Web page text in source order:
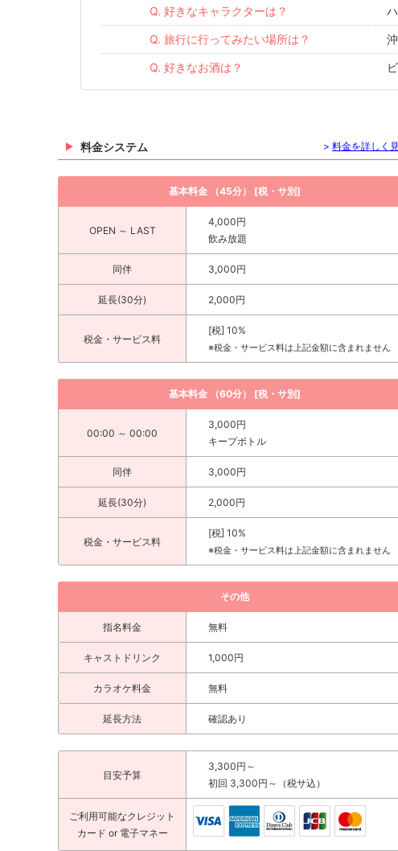
Q. 好きなキャラクターは？
Q. 旅行に行ってみたい場所は？
Q. 好きなお酒は？
料金システム > 料金を詳しく
基本料金 （45分） [税・サ別]
OPEN ～ LAST
4,000円
飲み放題
同伴 3,000円
延長(30分) 2,000円
税金・サービス料
[税] 10%
※税金・サービス料は上記金額に含まれません
基本料金 （60分） [税・サ別]
00:00 ～ 00:00
3,000円
キープボトル
同伴 3,000円
延長(30分) 2,000円
税金・サービス料
[税] 10%
※税金・サービス料は上記金額に含まれません
その他
指名料金 無料
キャストドリンク 1,000円
カラオケ料金 無料
延長方法 確認あり
目安予算
3,300円～
初回 3,300円～（税サ込）
ご利用可能なクレジット
カード or 電子マネー